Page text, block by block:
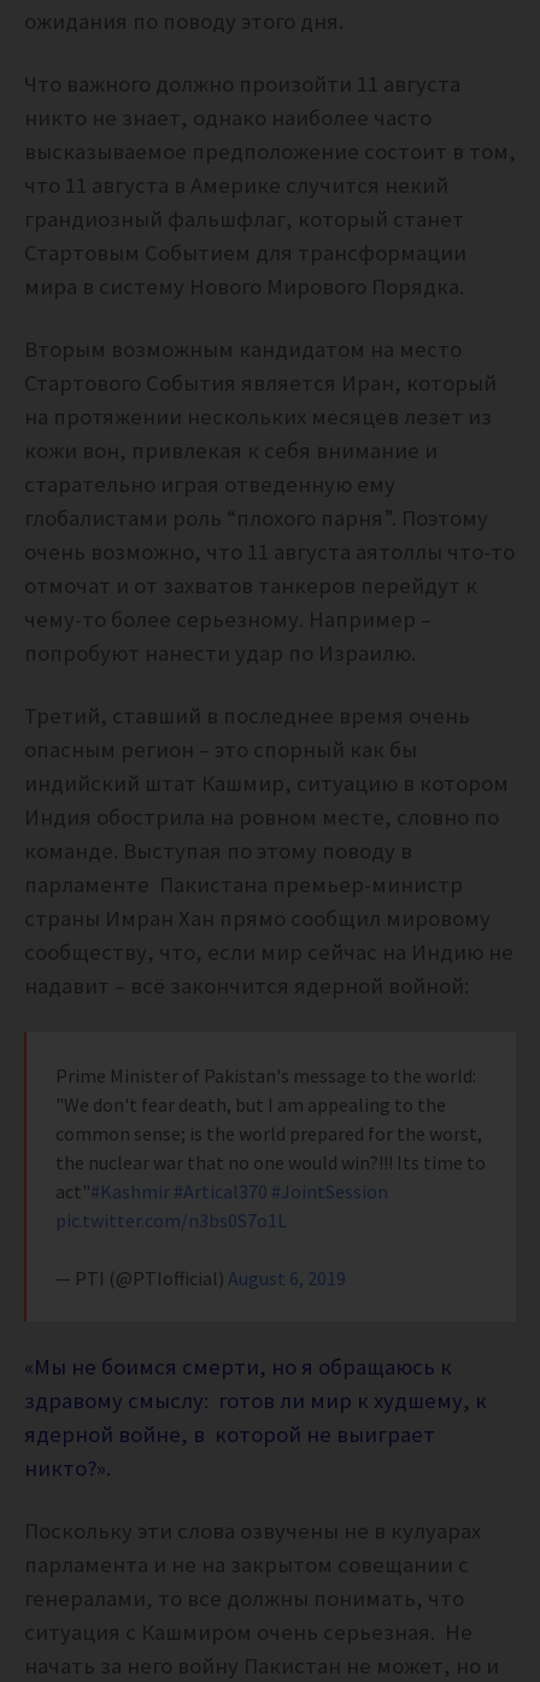
ожидания по поводу этого дня.
Что важного должно произойти 11 августа
никто не знает, однако наиболее часто
высказываемое предположение состоит в том,
что 11 августа в Америке случится некий
грандиозный фальшфлаг, который станет
Стартовым Событием для трансформации
мира в систему Нового Мирового Порядка.
Вторым возможным кандидатом на место
Стартового События является Иран, который
на протяжении нескольких месяцев лезет из
кожи вон, привлекая к себя внимание и
старательно играя отведенную ему
глобалистами роль “плохого парня”. Поэтому
очень возможно, что 11 августа аятоллы что-то
отмочат и от захватов танкеров перейдут к
чему-то более серьезному. Например –
попробуют нанести удар по Израилю.
Третий, ставший в последнее время очень
опасным регион – это спорный как бы
индийский штат Кашмир, ситуацию в котором
Индия обострила на ровном месте, словно по
команде. Выступая по этому поводу в
парламенте Пакистана премьер-министр
страны Имран Хан прямо сообщил мировому
сообществу, что, если мир сейчас на Индию не
надавит – всё закончится ядерной войной:
Prime Minister of Pakistan's message to the world:
"We don't fear death, but I am appealing to the
common sense; is the world prepared for the worst,
the nuclear war that no one would win?!!! Its time to
act"#Kashmir #Artical370 #JointSession
pic.twitter.com/n3bs0S7o1L
— PTI (@PTIofficial) August 6, 2019
«Мы не боимся смерти, но я обращаюсь к
здравому смыслу: готов ли мир к худшему, к
ядерной войне, в которой не выиграет
никто?».
Поскольку эти слова озвучены не в кулуарах
парламента и не на закрытом совещании с
генералами, то все должны понимать, что
ситуация с Кашмиром очень серьезная. Не
начать за него войну Пакистан не может, но и